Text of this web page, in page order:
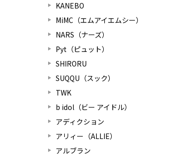
KANEBO
MiMC（エムアイエムシー）
NARS（ナーズ）
Pyt（ピュット）
SHIRORU
SUQQU（スック）
TWK
b idol（ビー アイドル）
アディクション
アリィー（ALLIE）
アルブラン